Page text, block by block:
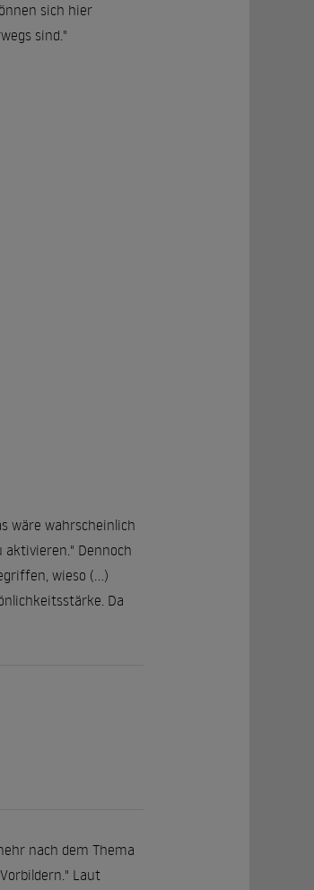
sich hier
sind."
wäre wahrscheinlich
aktivieren." Dennoch
wieso (...)
Da
nach dem Thema
Laut